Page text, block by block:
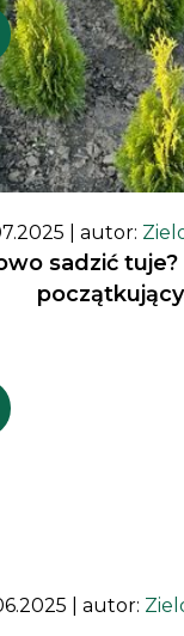
| autor:
sadzić
| autor: